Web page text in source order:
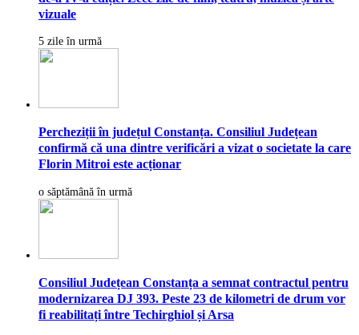
vizuale
5 zile în urmă
Percheziții în județul Constanța. Consiliul Județean
confirmă că una dintre verificări a vizat o societate la care
Florin Mitroi este acționar
o săptămână în urmă
Consiliul Județean Constanța a semnat contractul pentru
modernizarea DJ 393. Peste 23 de kilometri de drum vor
fi reabilitați între Techirghiol și Arsa